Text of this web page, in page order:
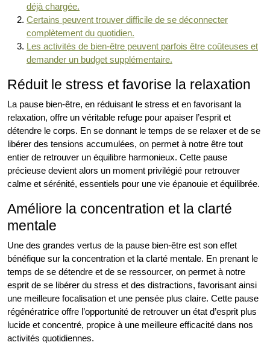
déjà chargée.
Certains peuvent trouver difficile de se déconnecter
complètement du quotidien.
Les activités de bien-être peuvent parfois être coûteuses et
demander un budget supplémentaire.
Réduit le stress et favorise la relaxation
La pause bien-être, en réduisant le stress et en favorisant la
relaxation, offre un véritable refuge pour apaiser l’esprit et
détendre le corps. En se donnant le temps de se relaxer et de se
libérer des tensions accumulées, on permet à notre être tout
entier de retrouver un équilibre harmonieux. Cette pause
précieuse devient alors un moment privilégié pour retrouver
calme et sérénité, essentiels pour une vie épanouie et équilibrée.
Améliore la concentration et la clarté
mentale
Une des grandes vertus de la pause bien-être est son effet
bénéfique sur la concentration et la clarté mentale. En prenant le
temps de se détendre et de se ressourcer, on permet à notre
esprit de se libérer du stress et des distractions, favorisant ainsi
une meilleure focalisation et une pensée plus claire. Cette pause
régénératrice offre l’opportunité de retrouver un état d’esprit plus
lucide et concentré, propice à une meilleure efficacité dans nos
activités quotidiennes.